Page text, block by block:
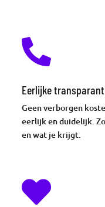

Eerlijke
Geen verborgen
eerlijk en duidelijk.
en wat je krijgt.
